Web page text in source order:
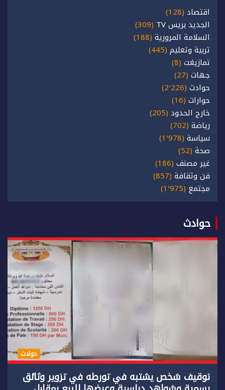
اقتصاد (128)
الجديد بريس TV
(309)
السلامة المرورية (188)
تربية وتعليم (445)
تمازيغت (8)
جهات (27)
حوادث (2٬226)
حوارات (16)
خارج الحدود (205)
رياضة (702)
سياسة (1٬978)
صحة (52)
غير مصنف (186)
فن وثقافة (857)
مجتمع (1٬975)
حوادث
حوادث
توقيف شخص يشتبه في تورطه في تزوير وثائق